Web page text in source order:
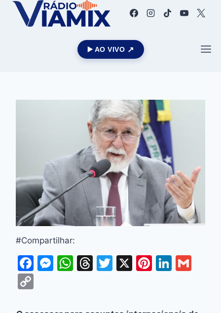
▶️ AO VIVO
#Compartilhar:
F
M W T
T
X
Pi Li